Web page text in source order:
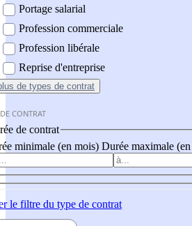
Portage salarial
Profession commerciale
Profession libérale
Reprise d'entreprise
de types de contrat
CONTRAT
de contrat
minimale (en mois) Durée maximale
le filtre du type de contrat